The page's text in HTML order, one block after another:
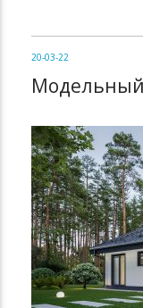
20-03-22